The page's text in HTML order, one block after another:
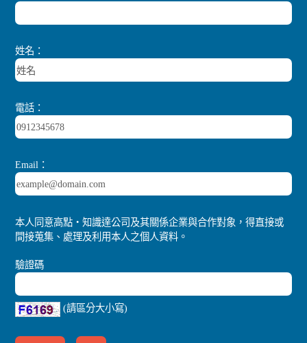
姓名：
電話：
Email：
本人同意高點‧知識達公司及其關係企業與合作對象，得直接或
間接蒐集、處理及利用本人之個人資料。
驗證碼
(請區分大小寫)